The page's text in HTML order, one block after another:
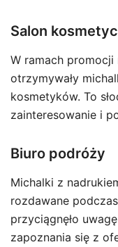
Salon
W ramach
otrzymywały
kosmetyków. To
zainteresowanie i
Biuro podróży
Michalki z
rozdawane
przyciągnęło
zapoznania się z